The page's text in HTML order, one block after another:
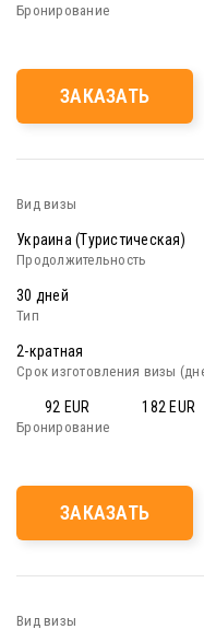
ЗАКАЗАТЬ
Украина (Туристическая)
30 дней
2-кратная
92 EUR 182 EUR
ЗАКАЗАТЬ